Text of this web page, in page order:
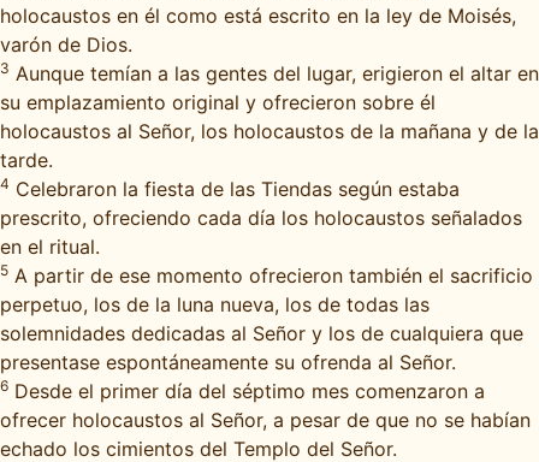
holocaustos en él como está escrito en la ley de Moisés,
varón de Dios.
3 Aunque temían a las gentes del lugar, erigieron el altar en
su emplazamiento original y ofrecieron sobre él
holocaustos al Señor, los holocaustos de la mañana y de la
tarde.
4 Celebraron la fiesta de las Tiendas según estaba
prescrito, ofreciendo cada día los holocaustos señalados
en el ritual.
5 A partir de ese momento ofrecieron también el sacrificio
perpetuo, los de la luna nueva, los de todas las
solemnidades dedicadas al Señor y los de cualquiera que
presentase espontáneamente su ofrenda al Señor.
6 Desde el primer día del séptimo mes comenzaron a
ofrecer holocaustos al Señor, a pesar de que no se habían
echado los cimientos del Templo del Señor.